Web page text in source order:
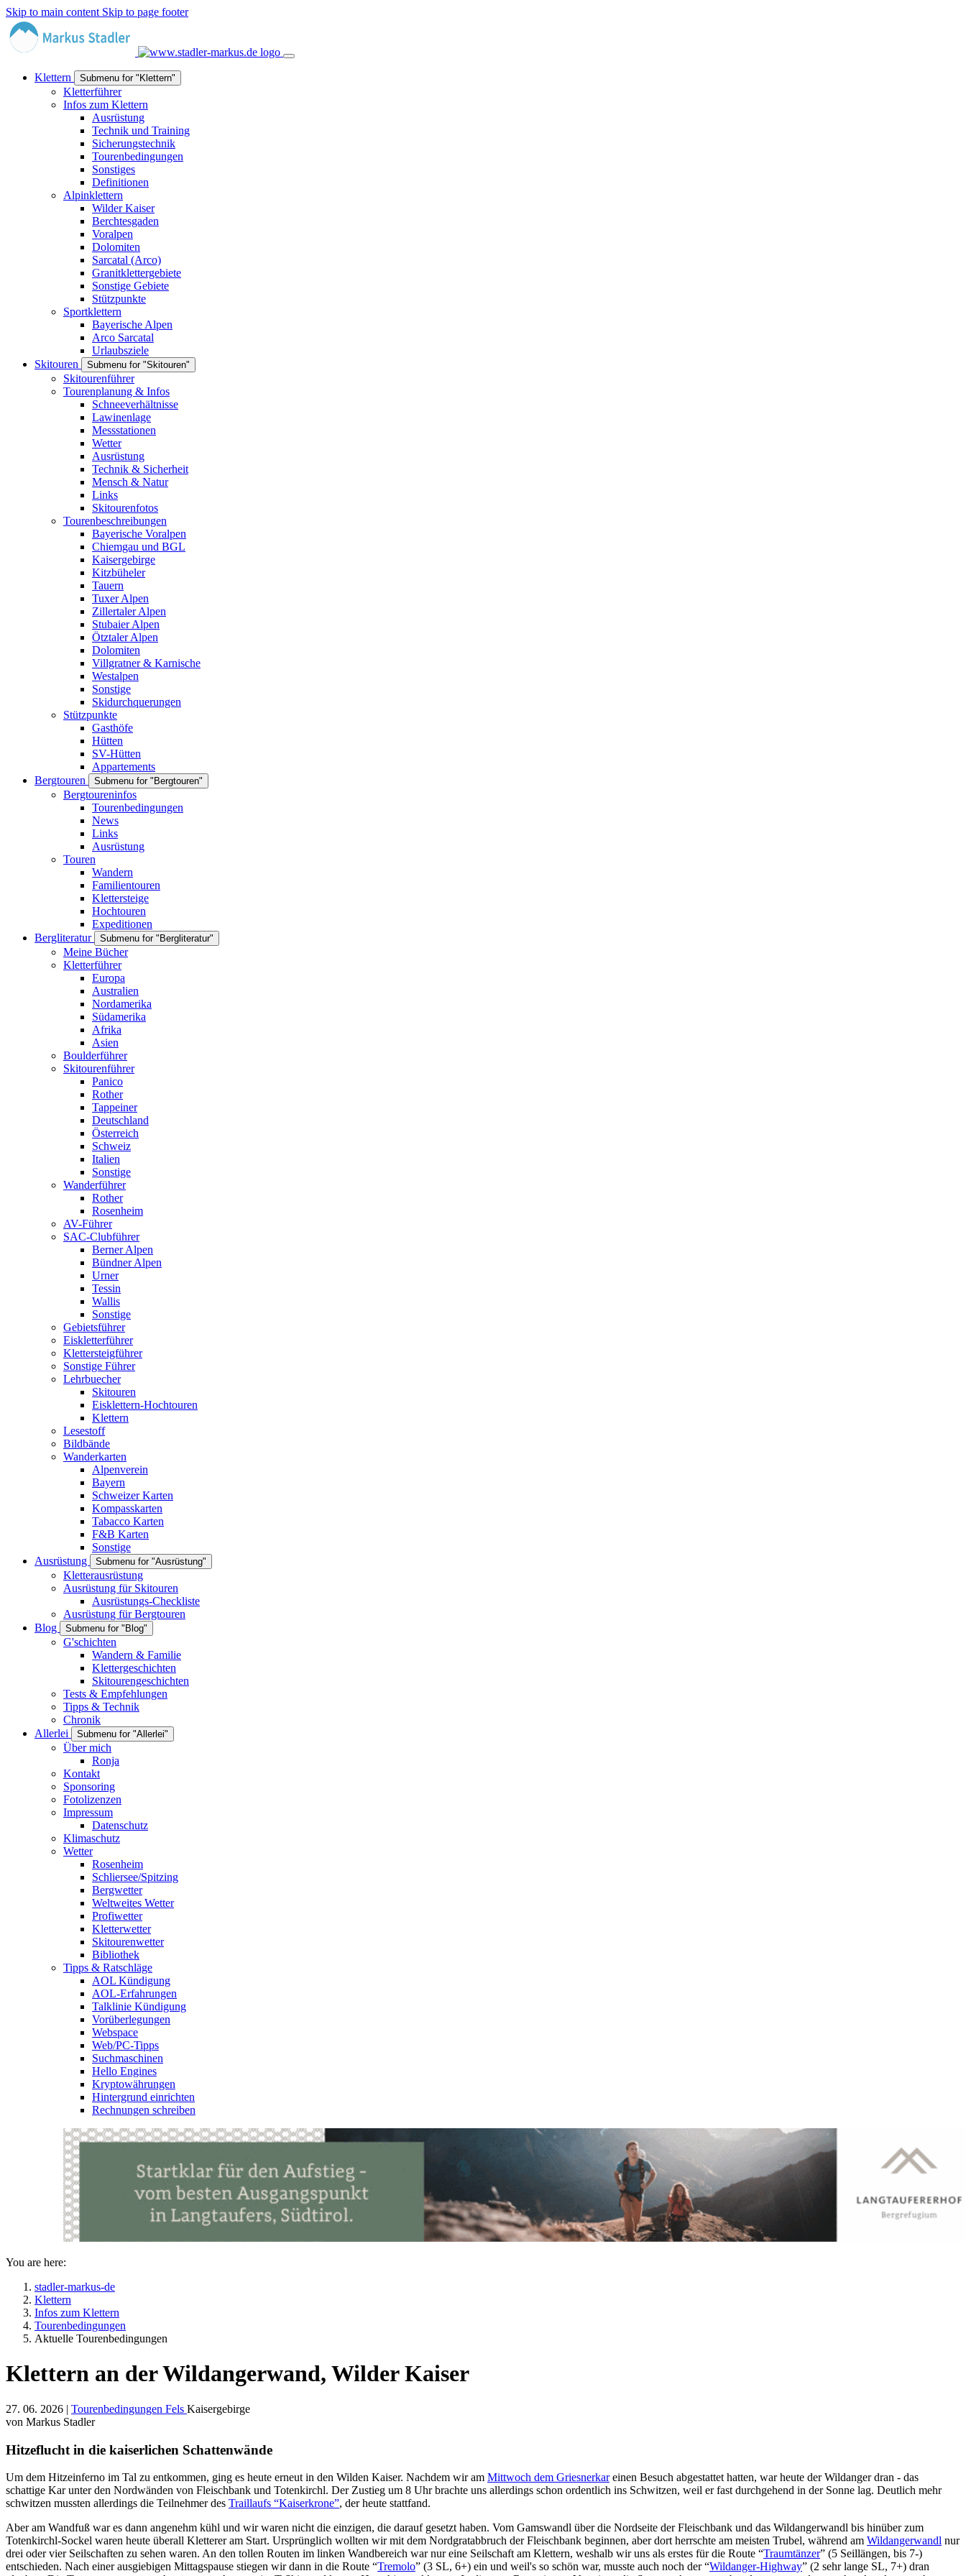
Skip to main content Skip to page footer
Klettern Submenu for "Klettern"
Kletterführer
Infos zum Klettern
Ausrüstung
Technik und Training
Sicherungstechnik
Tourenbedingungen
Sonstiges
Definitionen
Alpinklettern
Wilder Kaiser
Berchtesgaden
Voralpen
Dolomiten
Sarcatal (Arco)
Granitklettergebiete
Sonstige Gebiete
Stützpunkte
Sportklettern
Bayerische Alpen
Arco Sarcatal
Urlaubsziele
Skitouren
Submenu for "Skitouren"
Skitourenführer
Tourenplanung & Infos
Schneeverhältnisse
Lawinenlage
Messstationen
Wetter
Ausrüstung
Technik & Sicherheit
Mensch & Natur
Links
Skitourenfotos
Tourenbeschreibungen
Bayerische Voralpen
Chiemgau und BGL
Kaisergebirge
Kitzbüheler
Tauern
Tuxer Alpen
Zillertaler Alpen
Stubaier Alpen
Ötztaler Alpen
Dolomiten
Villgratner & Karnische
Westalpen
Sonstige
Skidurchquerungen
Stützpunkte
Gasthöfe
Hütten
SV-Hütten
Appartements
Bergtouren
Submenu for "Bergtouren"
Bergtoureninfos
Tourenbedingungen
News
Links
Ausrüstung
Touren
Wandern
Familientouren
Klettersteige
Hochtouren
Expeditionen
Bergliteratur
Submenu for "Bergliteratur"
Meine Bücher
Kletterführer
Europa
Australien
Nordamerika
Südamerika
Afrika
Asien
Boulderführer
Skitourenführer
Panico
Rother
Tappeiner
Deutschland
Österreich
Schweiz
Italien
Sonstige
Wanderführer
Rother
Rosenheim
AV-Führer
SAC-Clubführer
Berner Alpen
Bündner Alpen
Urner
Tessin
Wallis
Sonstige
Gebietsführer
Eiskletterführer
Klettersteigführer
Sonstige Führer
Lehrbuecher
Skitouren
Eisklettern-Hochtouren
Klettern
Lesestoff
Bildbände
Wanderkarten
Alpenverein
Bayern
Schweizer Karten
Kompasskarten
Tabacco Karten
F&B Karten
Sonstige
Ausrüstung
Submenu for "Ausrüstung"
Kletterausrüstung
Ausrüstung für Skitouren
Ausrüstungs-Checkliste
Ausrüstung für Bergtouren
Blog
Submenu for "Blog"
G'schichten
Wandern & Familie
Klettergeschichten
Skitourengeschichten
Tests & Empfehlungen
Tipps & Technik
Chronik
Allerlei
Submenu for "Allerlei"
Über mich
Ronja
Kontakt
Sponsoring
Fotolizenzen
Impressum
Datenschutz
Klimaschutz
Wetter
Rosenheim
Schliersee/Spitzing
Bergwetter
Weltweites Wetter
Profiwetter
Kletterwetter
Skitourenwetter
Bibliothek
Tipps & Ratschläge
AOL Kündigung
AOL-Erfahrungen
Talklinie Kündigung
Vorüberlegungen
Webspace
Web/PC-Tipps
Suchmaschinen
Hello Engines
Kryptowährungen
Hintergrund einrichten
Rechnungen schreiben
You are here:
stadler-markus-de
Klettern
Infos zum Klettern
Tourenbedingungen
Aktuelle Tourenbedingungen
Klettern an der Wildangerwand, Wilder Kaiser
27. 06. 2026 | Tourenbedingungen Fels Kaisergebirge
von Markus Stadler
Hitzeflucht in die kaiserlichen Schattenwände
Um dem Hitzeinferno im Tal zu entkommen, ging es heute erneut in den Wilden Kaiser. Nachdem wir am Mittwoch dem Griesnerkareinen Besuch abgestattet hatten, war heute der Wildanger dran - das
schattige Kar unter den Nordwänden von Fleischbank und Totenkirchl. Der Zustieg um 8 Uhr brachte uns allerdings schon ordentlich ins Schwitzen, weil er fast durchgehend in der Sonne lag. Deutlich mehr
schwitzen mussten allerdings die Teilnehmer des Traillaufs “Kaiserkrone”, der heute stattfand.
Aber am Wandfuß war es dann angenehm kühl und wir waren nicht die einzigen, die darauf gesetzt haben. Vom Gamswandl über die Nordseite der Fleischbank und das Wildangerwandl bis hinüber zum
Totenkirchl-Sockel waren heute überall Kletterer am Start. Ursprünglich wollten wir mit dem Nordgratabbruch der Fleischbank beginnen, aber dort herrschte am meisten Trubel, während am Wildangerwandl nur
drei oder vier Seilschaften zu sehen waren. An den tollen Routen im linken Wandbereich war nur eine Seilschaft am Klettern, weshalb wir uns als erstes für die Route “Traumtänzer” (5 Seillängen, bis 7-)
entschieden. Nach einer ausgiebigen Mittagspause stiegen wir dann in die Route “Tremolo” (3 SL, 6+) ein und weil's so schön war, musste auch noch der “Wildanger-Highway” (2 sehr lange SL, 7+) dran